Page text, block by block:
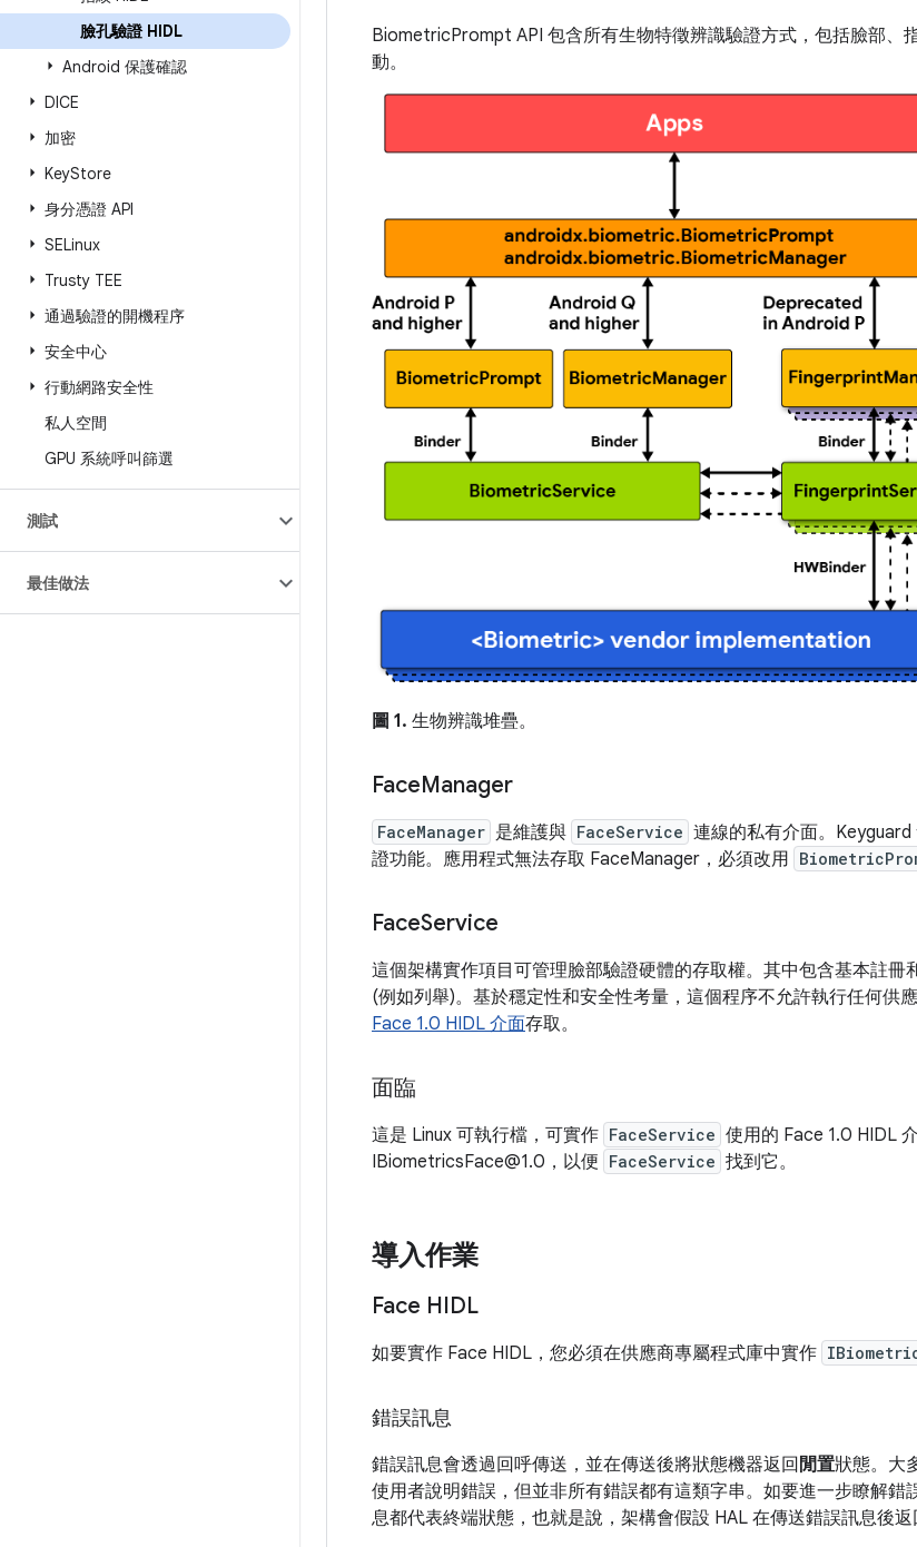
臉孔驗證 HIDL
Android 保護確認
DICE
加密
KeyStore
身分憑證 API
SELinux
Trusty TEE
通過驗證的開機程序
安全中心
行動網路安全性
私人空間
GPU 系統呼叫篩選
測試
最佳做法
BiometricPrompt API 包含所有生物特徵辨識驗證方式，包括臉部、
動。
圖 1. 生物辨識堆疊。
FaceManager
FaceManager 是維護與 FaceService 連線的私有介面。
證功能。應用程式無法存取 FaceManager，必須改用
FaceService
這個架構實作項目可管理臉部驗證硬體的存取權。其中包含基本註
(例如列舉)。基於穩定性和安全性考量，這個程序不允許執行任何供
Face 1.0 HIDL 介面存取。
面臨
這是 Linux 可執行檔，可實作 FaceService 使用的 Face 1.0 HIDL
IBiometricsFace@1.0，以便 FaceService 找到它。
導入作業
Face HIDL
如要實作 Face HIDL，您必須在供應商專屬程式庫中實作
錯誤訊息
錯誤訊息會透過回呼傳送，並在傳送後將狀態機器返回 閒置狀態。大
使用者說明錯誤，但並非所有錯誤都有這類字串。如要進一步瞭解錯
息都代表終端狀態，也就是說，架構會假設 HAL 在傳送錯誤訊息後返